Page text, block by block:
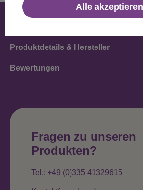
Produktdetails & Hersteller
Bewertungen
Fragen zu unseren
Produkten?
Tel.: +49 (0)335 41329615
Alle akzeptieren